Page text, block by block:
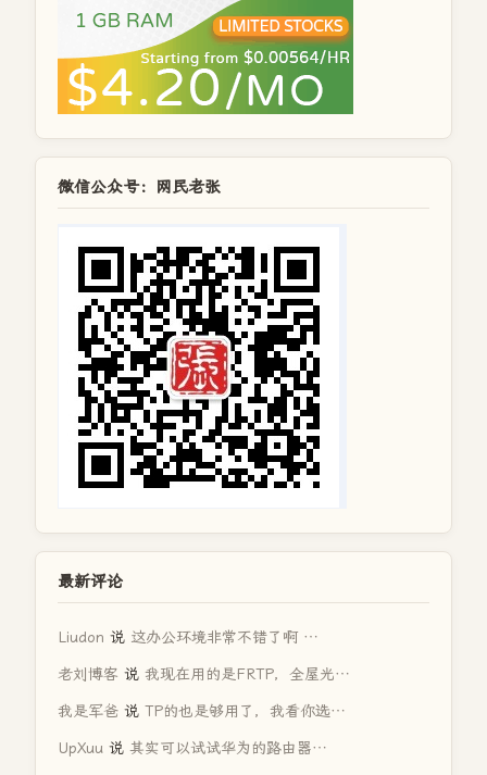
微信公众号：网民老张
最新评论
Liudon 说 这办公环境非常不错了啊 …
老刘博客 说 我现在用的是FRTP，全屋光…
我是军爸 说 TP的也是够用了，我看你选…
UpXuu 说 其实可以试试华为的路由器…